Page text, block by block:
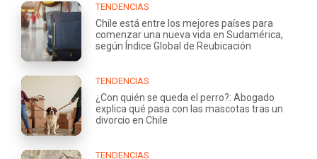
TENDENCIAS
Chile está entre los mejores países para
comenzar una nueva vida en Sudamérica,
según Índice Global de Reubicación
TENDENCIAS
¿Con quién se queda el perro?: Abogado
explica qué pasa con las mascotas tras un
divorcio en Chile
TENDENCIAS